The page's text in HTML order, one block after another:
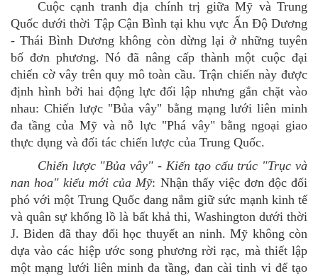
Cuộc cạnh tranh địa chính trị giữa Mỹ và Trung
Quốc dưới thời Tập Cận Bình tại khu vực Ấn Độ Dương
- Thái Bình Dương không còn dừng lại ở những tuyên
bố đơn phương. Nó đã nâng cấp thành một cuộc đại
chiến cờ vây trên quy mô toàn cầu. Trận chiến này được
định hình bởi hai động lực đối lập nhưng gắn chặt vào
nhau: Chiến lược "Bủa vây" bằng mạng lưới liên minh
đa tầng của Mỹ và nỗ lực "Phá vây" bằng ngoại giao
thực dụng và đối tác chiến lược của Trung Quốc.
Chiến lược "Bủa vây"- Kiến tạo cấu trúc "Trục và
nan hoa" kiểu mới của Mỹ: Nhận thấy việc đơn độc đối
phó với một Trung Quốc đang nắm giữ sức mạnh kinh tế
và quân sự khổng lồ là bất khả thi, Washington dưới thời
J. Biden đã thay đổi học thuyết an ninh. Mỹ không còn
dựa vào các hiệp ước song phương rời rạc, mà thiết lập
một mạng lưới liên minh đa tầng, đan cài tinh vi để tạo